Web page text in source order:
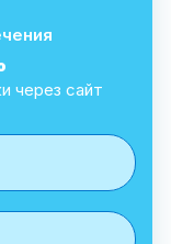
через сайт